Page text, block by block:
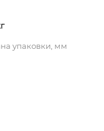
упаковки, мм